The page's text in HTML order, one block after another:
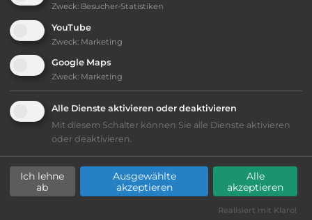
Ausstattung
Lage: schön
Platzeinrichtung: befriedigend
Geräuschkulisse: überwiegend ruhig
Zweck: Besucher-Statistiken
YouTube
Zweck: Marketing
Google Maps
Zweck: Marketing
Alle Dienste aktivieren oder deaktivieren
Mit diesem Schalter können Sie alle Dienste aktivieren
oder deaktivieren.
Ich lehne
ab
Ausgewählte
akzeptieren
Alle
akzeptieren
Realisiert mit Klaro!